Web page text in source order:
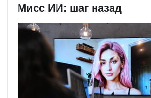
Мисс ИИ: шаг назад